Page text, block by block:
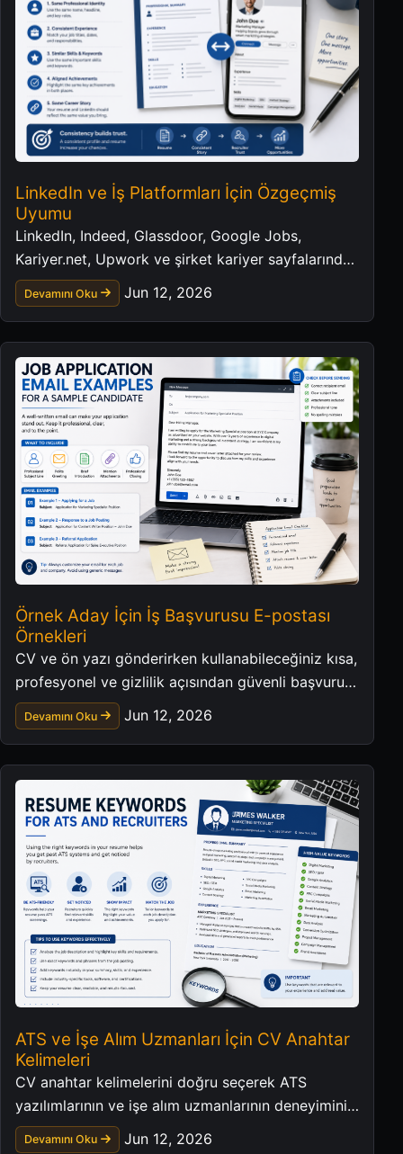
LinkedIn ve İş Platformları İçin Özgeçmiş
Uyumu
LinkedIn, Indeed, Glassdoor, Google Jobs,
Kariyer.net, Upwork ve şirket kariyer sayfalarında
tutarlı bir profesyonel profil oluşturun.
Devamını Oku Jun 12, 2026
Örnek Aday İçin İş Başvurusu E-postası
Örnekleri
CV ve ön yazı gönderirken kullanabileceğiniz kısa,
profesyonel ve gizlilik açısından güvenli başvuru
e-postası örnekleri.
Devamını Oku Jun 12, 2026
ATS ve İşe Alım Uzmanları İçin CV Anahtar
Kelimeleri
CV anahtar kelimelerini doğru seçerek ATS
yazılımlarının ve işe alım uzmanlarının deneyiminizi
daha net anlamasını sağlayın.
Devamını Oku Jun 12, 2026